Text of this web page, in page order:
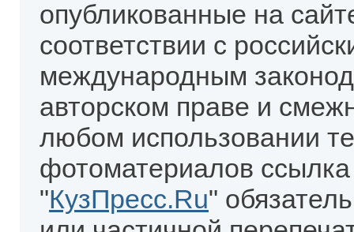
опубликованные на
соответствии с
международным
авторском праве и
любом использовании
фотоматериалов
"КузПресс.Ru"